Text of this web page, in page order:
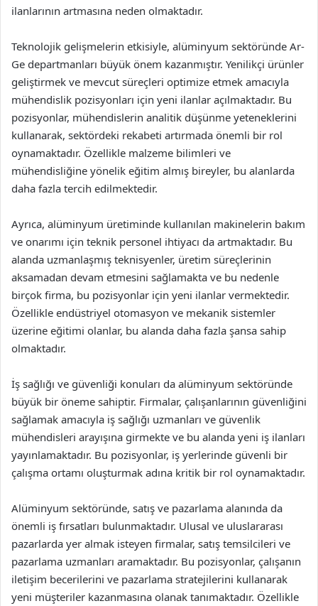
ilanlarının artmasına neden olmaktadır.
Teknolojik gelişmelerin etkisiyle, alüminyum sektöründe Ar-
Ge departmanları büyük önem kazanmıştır. Yenilikçi ürünler
geliştirmek ve mevcut süreçleri optimize etmek amacıyla
mühendislik pozisyonları için yeni ilanlar açılmaktadır. Bu
pozisyonlar, mühendislerin analitik düşünme yeteneklerini
kullanarak, sektördeki rekabeti artırmada önemli bir rol
oynamaktadır. Özellikle malzeme bilimleri ve
mühendisliğine yönelik eğitim almış bireyler, bu alanlarda
daha fazla tercih edilmektedir.
Ayrıca, alüminyum üretiminde kullanılan makinelerin bakım
ve onarımı için teknik personel ihtiyacı da artmaktadır. Bu
alanda uzmanlaşmış teknisyenler, üretim süreçlerinin
aksamadan devam etmesini sağlamakta ve bu nedenle
birçok firma, bu pozisyonlar için yeni ilanlar vermektedir.
Özellikle endüstriyel otomasyon ve mekanik sistemler
üzerine eğitimi olanlar, bu alanda daha fazla şansa sahip
olmaktadır.
İş sağlığı ve güvenliği konuları da alüminyum sektöründe
büyük bir öneme sahiptir. Firmalar, çalışanlarının güvenliğini
sağlamak amacıyla iş sağlığı uzmanları ve güvenlik
mühendisleri arayışına girmekte ve bu alanda yeni iş ilanları
yayınlamaktadır. Bu pozisyonlar, iş yerlerinde güvenli bir
çalışma ortamı oluşturmak adına kritik bir rol oynamaktadır.
Alüminyum sektöründe, satış ve pazarlama alanında da
önemli iş fırsatları bulunmaktadır. Ulusal ve uluslararası
pazarlarda yer almak isteyen firmalar, satış temsilcileri ve
pazarlama uzmanları aramaktadır. Bu pozisyonlar, çalışanın
iletişim becerilerini ve pazarlama stratejilerini kullanarak
yeni müşteriler kazanmasına olanak tanımaktadır. Özellikle